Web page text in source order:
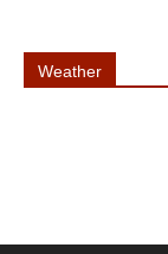
Weather